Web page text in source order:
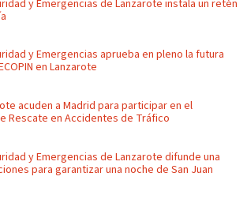
y Emergencias de Lanzarote instala un retén
y Emergencias aprueba en pleno la futura
en Lanzarote
acuden a Madrid para participar en el
Rescate en Accidentes de Tráfico
y Emergencias de Lanzarote difunde una
para garantizar una noche de San Juan